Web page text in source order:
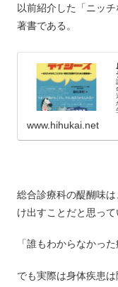
以前紹介した「ニッ
著書である。
www.hihukai.net
総合診療科の醍醐味
け出すことだと思って
「誰もわからなかっ
でも実際は身体疾患